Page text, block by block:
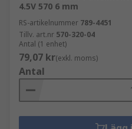
4.5V 570 6 mm
RS-artikelnummer 789-4451
Tillv. art.nr 570-320-04
Antal (1 enhet)
79,07 kr(exkl. moms)
Antal